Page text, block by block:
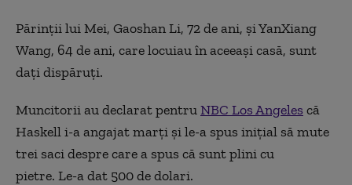
Părinții lui Mei, Gaoshan Li, 72 de ani, și YanXiang
Wang, 64 de ani, care locuiau în aceeași casă, sunt
dați dispăruți.
Muncitorii au declarat pentruNBC Los Angeles că
Haskell i-a angajat marți și le-a spus inițial să mute
trei saci despre care a spus că sunt plini cu
pietre. Le-a dat 500 de dolari.